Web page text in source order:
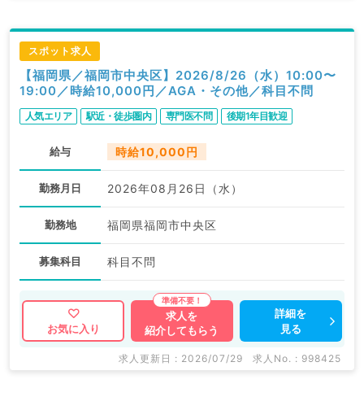
スポット求人
【福岡県／福岡市中央区】2026/8/26（水）10:00〜
19:00／時給10,000円／AGA・その他／科目不問
人気エリア 駅近・徒歩圏内 専門医不問 後期1年目歓迎
給与 時給10,000円
勤務月日 2026年08月26日（水）
勤務地 福岡県福岡市中央区
募集科目 科目不問
お気に入り
求人を
紹介してもらう
詳細を
見る
求人更新日 : 2026/07/29 求人No. : 998425